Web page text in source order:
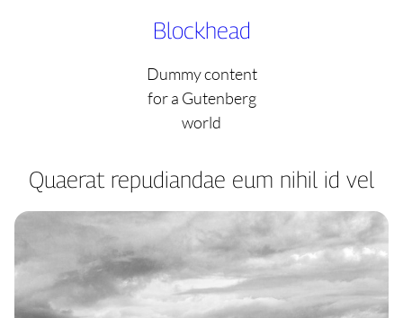
Blockhead
Dummy content
for a Gutenberg
world
Quaerat repudiandae eum nihil id vel